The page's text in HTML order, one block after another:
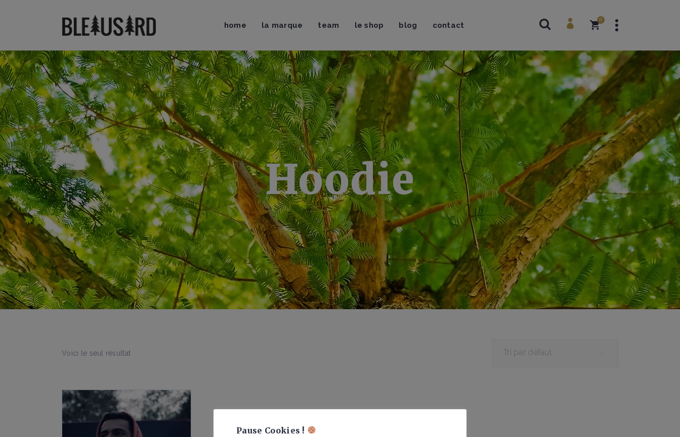
home la marque team le shop
Nouveautés
T-shirts
Sweat-shirts
Casquettes & Bonnets
Nouveautés
T-shirts & Tops
Sweat-shirts
Casquettes & Bonnets
Brosses & Strap
Magnésie & Pof
Sac à magnésie
Crash-pads
Chaussons d’escalade
Topoguides
Beaux livres
Guides techniques
Cartes
blog contact
0
Nouveautés
T-shirts
Sweat-shirts
Casquettes & Bonnets
Sweat-shirts
Casquettes & Bonnets
Sac à magnésie
Crash-pads
Chaussons d’escalade
Guides techniques
Cartes
Hoodie
Voici le seul résultat Tri par défaut
Pause Cookies !